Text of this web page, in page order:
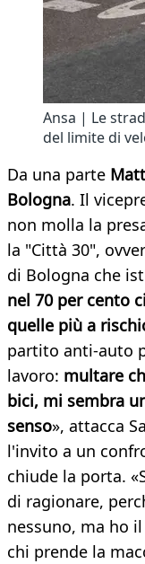
Ansa | Le
del limite di
Da una parte
Bologna. Il
non molla la
la "Città 30",
di Bologna che
nel 70 per cento
quelle più a
partito anti-auto
lavoro: multare
bici, mi sembra
senso», attacca
l'invito a un
chiude la porta.
di ragionare,
nessuno, ma ho
chi prende la